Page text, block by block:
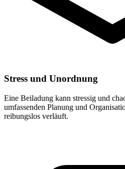
Stress und Unordnung
Eine Beiladung kann stressig und
umfassenden Planung und
reibungslos verläuft.